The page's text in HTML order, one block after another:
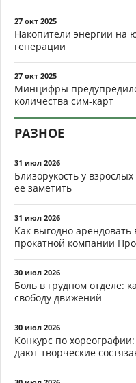
27 окт 2025
Накопители энергии на
генерации
27 окт 2025
Минцифры
количества сим-карт
РАЗНОЕ
31 июл 2026
Близорукость у
ее заметить
31 июл 2026
Как выгодно
прокатной компании
30 июл 2026
Боль в грудном отделе:
свободу движений
30 июл 2026
Конкурс по
дают творческие